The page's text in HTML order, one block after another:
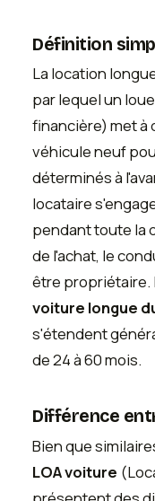
Définition
La location
par lequel un
financière) met à
véhicule neuf
déterminés à
locataire
pendant toute la
de l'achat, le
être propriétaire.
voiture longue
s'étendent
de 24 à 60 mois.
Différence
Bien que
LOA voiture